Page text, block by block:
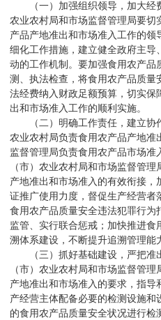
（一）加强组织领导，加大经费
农业农村局和市场监督管理局要切
产品产地准出和市场准入工作的领
细化工作措施，建立健全政府主导
动的工作机制。要加强食用农产品
测、执法检查，将食用农产品质量
法经费纳入财政足额预算，切实保
出和市场准入工作的顺利实施。
（二）明确工作责任，建立协作
农业农村局负责食用农产品产地准
监督管理局负责食用农产品市场准
（市）农业农村局和市场监督管
产地准出和市场准入的有效衔接，
证推广使用力度，督促生产经营者
食用农产品质量安全违法犯罪行为
监管、实行联合惩戒；加快推进食
溯体系建设，不断提升追溯管理能
（三）抓好基础建设，严把准
（市）农业农村局和市场监督管
产地准出和市场准入的要求，指导
产经营主体配备必要的检测设施和
的食用农产品质量安全状况进行检